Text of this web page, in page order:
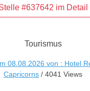
Tourismus
08.08.2026 von : Hotel
Capricorns / 4041 Views